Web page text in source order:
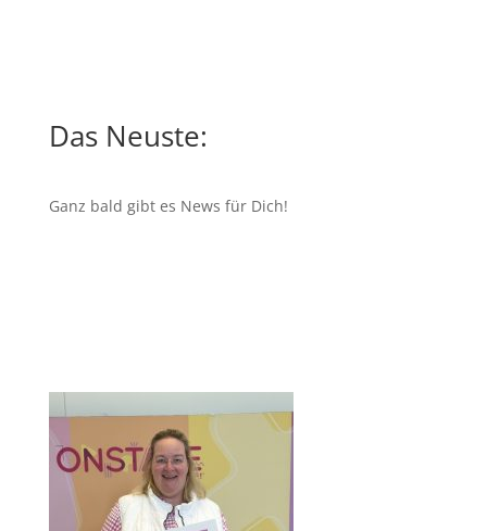
Das Neuste:
Ganz bald gibt es News für Dich!